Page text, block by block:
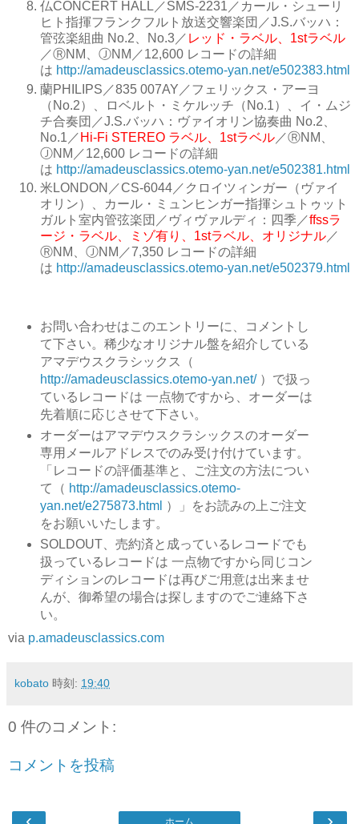
仏CONCERT HALL ／SMS-2231 ／ カール・シューリ
ヒト指揮フランクフルト放送交響楽団 ／J.S.バッハ：
管弦楽組曲 No.2、No.3 ／ レッド・ラベル、1stラベル
／ⓇNM、ⒿNM ／12,600 レコードの詳細
は http://amadeusclassics.otemo-yan.net/e502383.html
蘭PHILIPS ／835 007AY ／フェリックス・アーヨ
（No.2）、ロベルト・ミケルッチ（No.1）、イ・ムジ
チ合奏団 ／J.S.バッハ：ヴァイオリン協奏曲 No.2、
No.1 ／ Hi-Fi STEREO ラベル、1stラベル ／ⓇNM、
ⒿNM ／12,600 レコードの詳細
は http://amadeusclassics.otemo-yan.net/e502381.html
米LONDON ／CS-6044／ クロイツィンガー（ヴァイ
オリン）、カール・ミュンヒンガー指揮シュトゥット
ガルト室内管弦楽団 ／ ヴィヴァルディ：四季／ffssラ
ージ・ラベル、ミゾ有り、1stラベル、オリジナル／
ⓇNM、ⒿNM ／7,350 レコードの詳細
は http://amadeusclassics.otemo-yan.net/e502379.html
お問い合わせはこのエントリーに、コメントし
て下さい。稀少なオリジナル盤を紹介している
アマデウスクラシックス（
http://amadeusclassics.otemo-yan.net/）で扱っ
ているレコードは 一点物ですから、オーダーは
先着順に応じさせて下さい。
オーダーはアマデウスクラシックスのオーダー
専用メールアドレスでのみ受け付けています。
「レコードの評価基準と、ご注文の方法につい
て（ http://amadeusclassics.otemo-
yan.net/e275873.html ）」をお読みの上ご注文
をお願いいたします。
SOLDOUT、売約済と成っているレコードでも
扱っているレコードは 一点物ですから同じコン
ディションのレコードは再びご用意は出来ませ
んが、御希望の場合は探しますのでご連絡下さ
い。
via p.amadeusclassics.com
kobato 時刻: 19:40
0 件のコメント:
コメントを投稿
ホーム